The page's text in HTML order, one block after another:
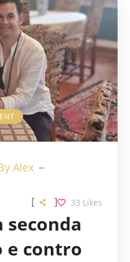
Alex
[ 33 Likes
]
seconda
contro